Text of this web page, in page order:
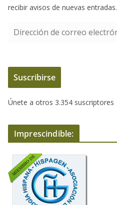
recibir avisos de nuevas entradas.
e
c
i
n
d
o
Suscribirse
Únete a otros 3.354 suscriptores
Imprescindible: